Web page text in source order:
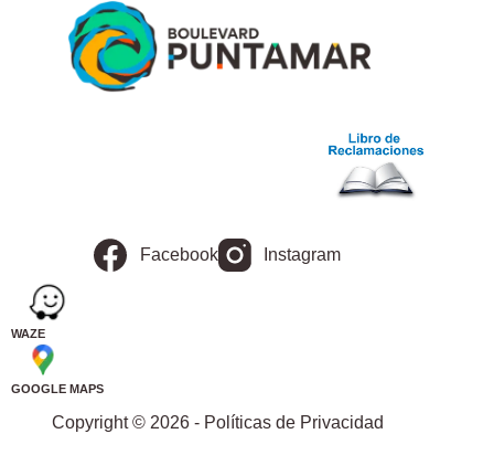
Facebook Instagram
WAZE
GOOGLE MAPS
Copyright © 2026 - Políticas de Privacidad